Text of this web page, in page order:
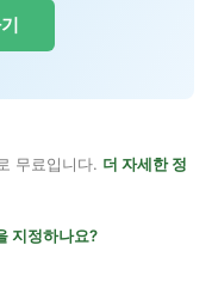
무료입니다. 더 자세한 정
지정하나요?